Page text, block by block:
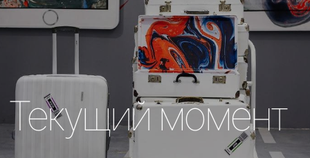
выставка_2024
Текущий момент